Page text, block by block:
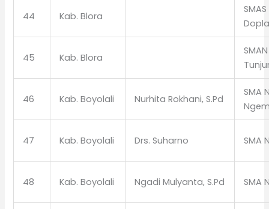
44 Kab. Blora
45 Kab. Blora
SMAN
46 Kab. Boyolali Nurhita Rokhani, S.Pd
SMA
47 Kab. Boyolali Drs. Suharno SMA
48 Kab. Boyolali Ngadi Mulyanta, S.Pd SMA